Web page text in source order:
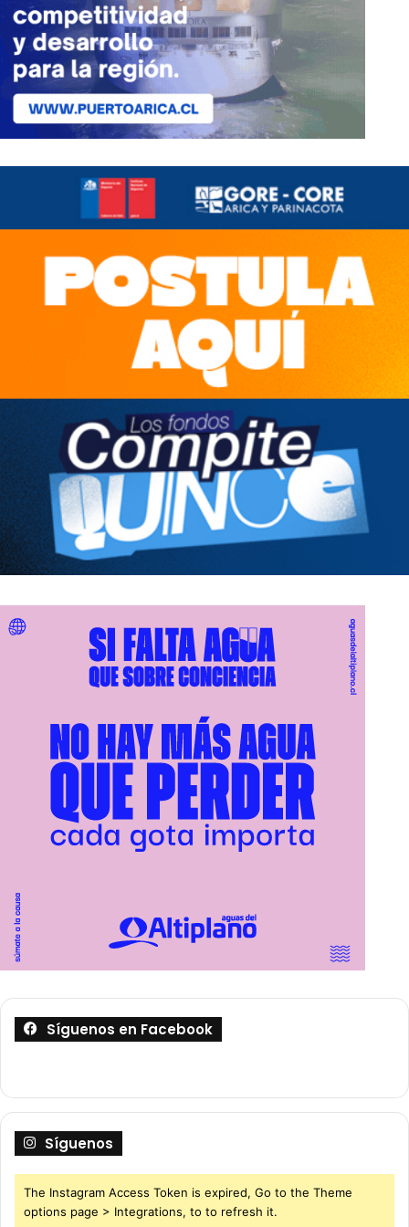
Síguenos en Facebook
Síguenos
The Instagram Access Token is expired, Go to the Theme
options page > Integrations, to to refresh it.